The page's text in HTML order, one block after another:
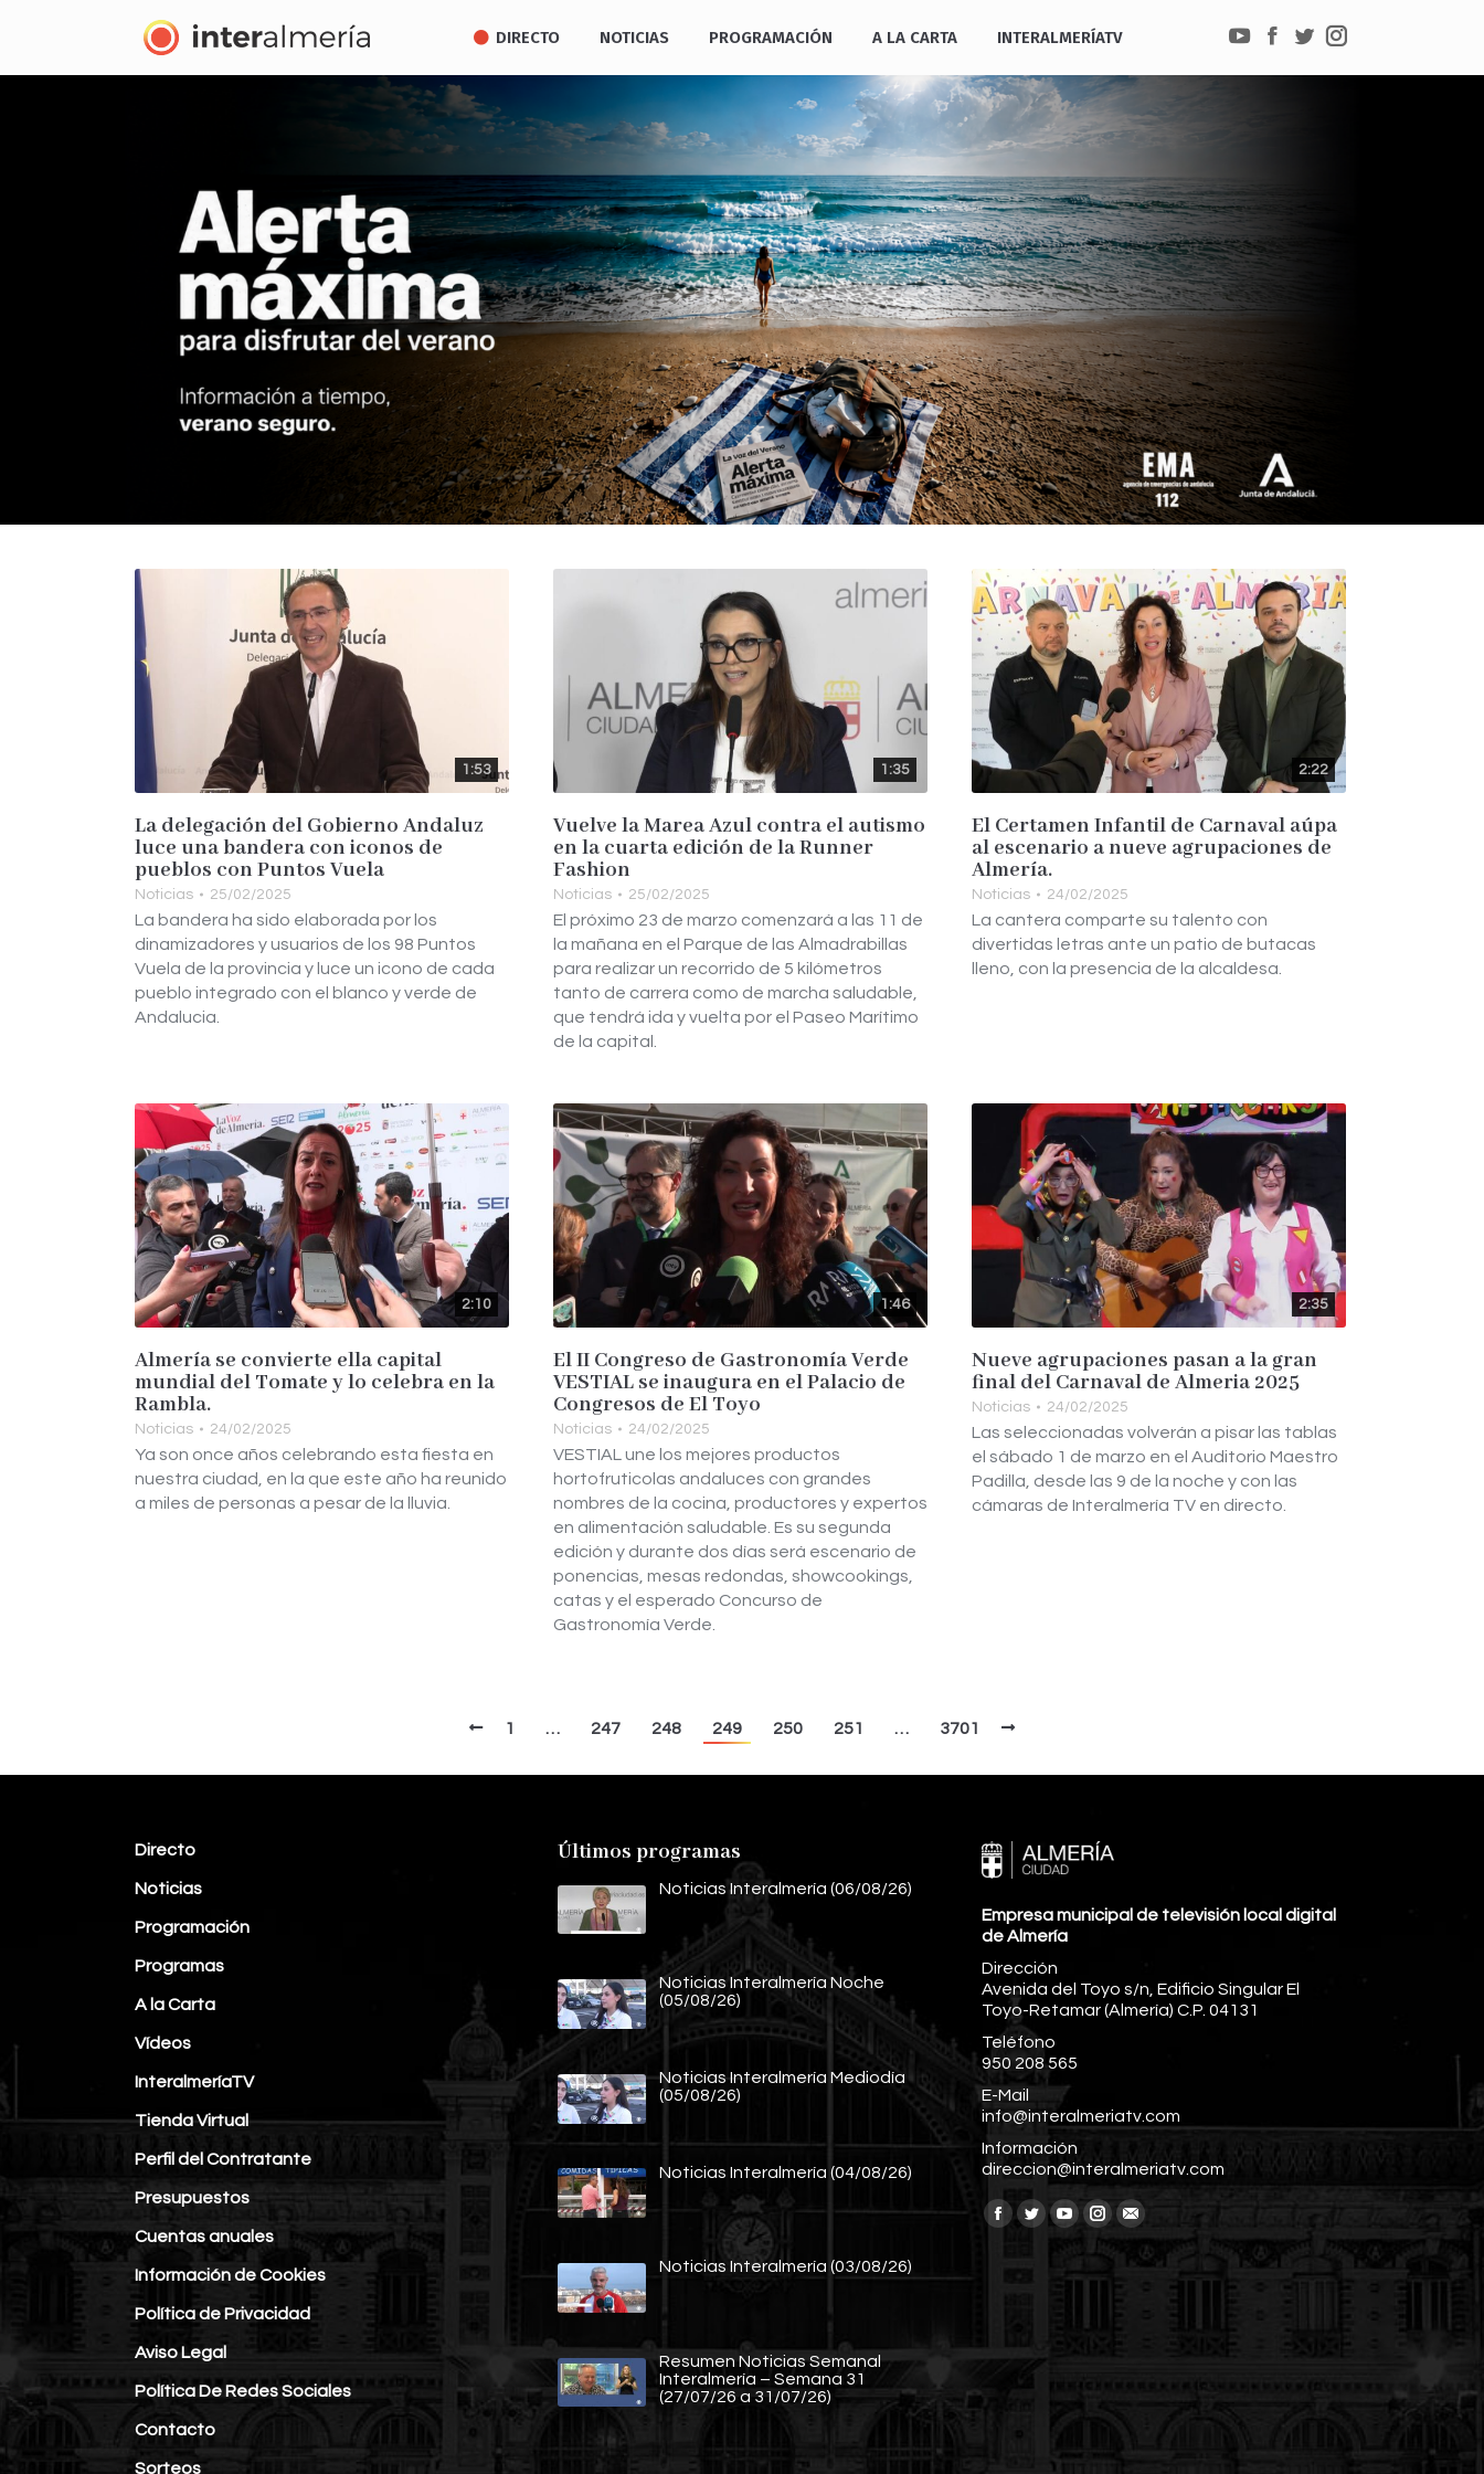
DIRECTO NOTICIAS PROGRAMACIÓN A LA CARTA INTERALMERÍATV
YouTube
Facebook
TwitterInstagram
1:53
La delegación del Gobierno Andaluz
luce una bandera con iconos de
pueblos con Puntos Vuela
Noticias 25/02/2025
La bandera ha sido elaborada por los
dinamizadores y usuarios de los 98 Puntos
Vuela de la provincia y luce un icono de cada
pueblo integrado con el blanco y verde de
Andalucia.
1:35
Vuelve la Marea Azul contra el autismo
en la cuarta edición de la Runner
Fashion
Noticias 25/02/2025
El próximo 23 de marzo comenzará a las 11 de
la mañana en el Parque de las Almadrabillas
para realizar un recorrido de 5 kilómetros
tanto de carrera como de marcha saludable,
que tendrá ida y vuelta por el Paseo Marítimo
de la capital.
2:22
El Certamen Infantil de Carnaval aúpa
al escenario a nueve agrupaciones de
Almería.
Noticias 24/02/2025
La cantera comparte su talento con
divertidas letras ante un patio de butacas
lleno, con la presencia de la alcaldesa.
2:10
Almería se convierte ella capital
mundial del Tomate y lo celebra en la
Rambla.
Noticias 24/02/2025
Ya son once años celebrando esta fiesta en
nuestra ciudad, en la que este año ha reunido
a miles de personas a pesar de la lluvia.
1:46
El II Congreso de Gastronomía Verde
VESTIAL se inaugura en el Palacio de
Congresos de El Toyo
Noticias 24/02/2025
VESTIAL une los mejores productos
hortofruticolas andaluces con grandes
nombres de la cocina, productores y expertos
en alimentación saludable. Es su segunda
edición y durante dos días será escenario de
ponencias, mesas redondas, showcookings,
catas y el esperado Concurso de
Gastronomía Verde.
2:35
Nueve agrupaciones pasan a la gran
final del Carnaval de Almeria 2025
Noticias 24/02/2025
Las seleccionadas volverán a pisar las tablas
el sábado 1 de marzo en el Auditorio Maestro
Padilla, desde las 9 de la noche y con las
cámaras de Interalmería TV en directo.
1 … 247 248 249 250 251 … 3701
Directo
Noticias
Programación
Programas
A la Carta
Vídeos
InteralmeríaTV
Tienda Virtual
Perfil del Contratante
Presupuestos
Cuentas anuales
Información de Cookies
Política de Privacidad
Aviso Legal
Política De Redes Sociales
Contacto
Sorteos
Últimos programas
Noticias Interalmería (06/08/26)
Noticias Interalmería Noche
(05/08/26)
Noticias Interalmería Mediodía
(05/08/26)
Noticias Interalmería (04/08/26)
Noticias Interalmería (03/08/26)
Resumen Noticias Semanal
Interalmería – Semana 31
(27/07/26 a 31/07/26)
Empresa municipal de televisión local digital
de Almería
Dirección
Avenida del Toyo s/n, Edificio Singular El
Toyo-Retamar (Almería) C.P. 04131
Teléfono
950 208 565
E-Mail
info@interalmeriatv.com
Información
direccion@interalmeriatv.com
Encuéntranos en:
Facebook
TwitterYouTube
Instagram
Mail